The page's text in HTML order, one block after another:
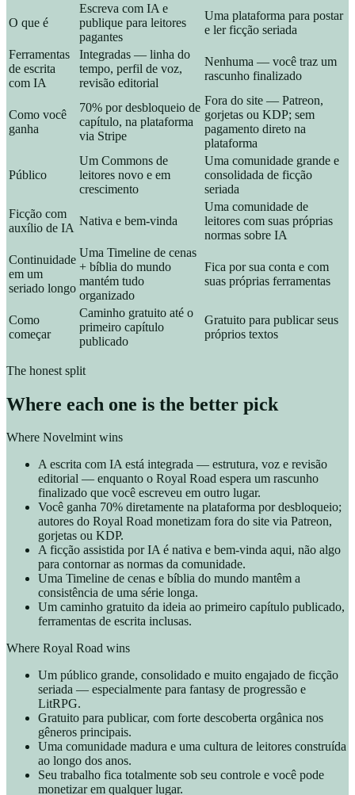
O que é
Escreva com IA e
publique para leitores
pagantes
Uma plataforma para postar
e ler ficção seriada
Ferramentas
de escrita
com IA
Integradas — linha do
tempo, perfil de voz,
revisão editorial
Nenhuma — você traz um
rascunho finalizado
Como você
ganha
70% por desbloqueio de
capítulo, na plataforma
via Stripe
Fora do site — Patreon,
gorjetas ou KDP; sem
pagamento direto na
plataforma
Público
Um Commons de
leitores novo e em
crescimento
Uma comunidade grande e
consolidada de ficção
seriada
Ficção com
auxílio de IA
Nativa e bem-vinda
Uma comunidade de
leitores com suas próprias
normas sobre IA
Continuidade
em um
seriado longo
Uma Timeline de cenas
+ bíblia do mundo
mantém tudo
organizado
Fica por sua conta e com
suas próprias ferramentas
Como
começar
Caminho gratuito até o
primeiro capítulo
publicado
Gratuito para publicar seus
próprios textos
The honest split
Where each one is the better pick
Where Novelmint wins
A escrita com IA está integrada — estrutura, voz e revisão
editorial — enquanto o Royal Road espera um rascunho
finalizado que você escreveu em outro lugar.
Você ganha 70% diretamente na plataforma por desbloqueio;
autores do Royal Road monetizam fora do site via Patreon,
gorjetas ou KDP.
A ficção assistida por IA é nativa e bem-vinda aqui, não algo
para contornar as normas da comunidade.
Uma Timeline de cenas e bíblia do mundo mantêm a
consistência de uma série longa.
Um caminho gratuito da ideia ao primeiro capítulo publicado,
ferramentas de escrita inclusas.
Where Royal Road wins
Um público grande, consolidado e muito engajado de ficção
seriada — especialmente para fantasy de progressão e
LitRPG.
Gratuito para publicar, com forte descoberta orgânica nos
gêneros principais.
Uma comunidade madura e uma cultura de leitores construída
ao longo dos anos.
Seu trabalho fica totalmente sob seu controle e você pode
monetizar em qualquer lugar.